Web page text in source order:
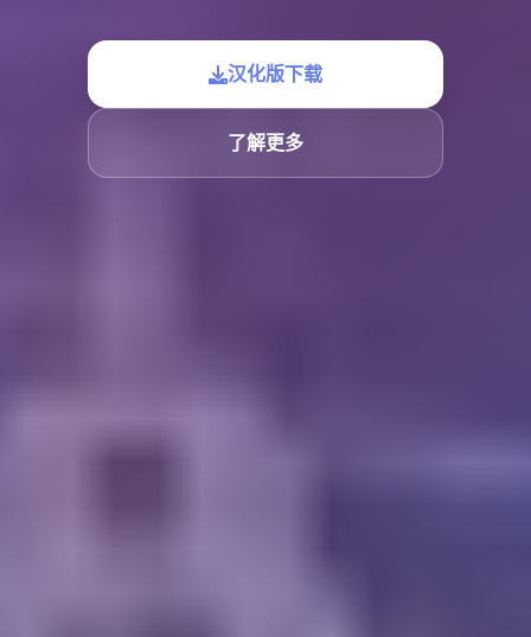
汉化版下载
了解更多